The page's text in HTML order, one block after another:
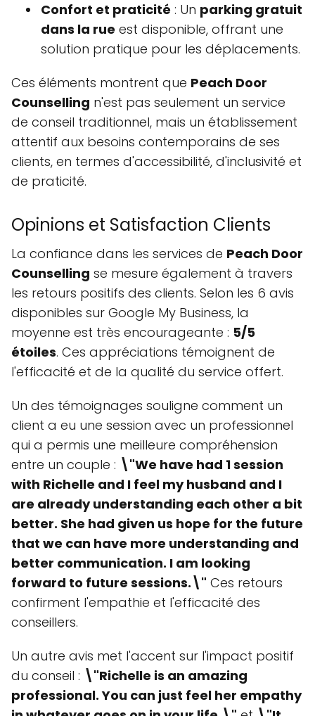
Confort et praticité : Un parking gratuit
dans la rue est disponible, offrant une
solution pratique pour les déplacements.
Ces éléments montrent que Peach Door
Counselling n'est pas seulement un service
de conseil traditionnel, mais un établissement
attentif aux besoins contemporains de ses
clients, en termes d'accessibilité, d'inclusivité et
de praticité.
Opinions et Satisfaction Clients
La confiance dans les services de Peach Door
Counselling se mesure également à travers
les retours positifs des clients. Selon les 6 avis
disponibles sur Google My Business, la
moyenne est très encourageante : 5/5
étoiles. Ces appréciations témoignent de
l'efficacité et de la qualité du service offert.
Un des témoignages souligne comment un
client a eu une session avec un professionnel
qui a permis une meilleure compréhension
entre un couple : \"We have had 1 session
with Richelle and I feel my husband and I
are already understanding each other a bit
better. She had given us hope for the future
that we can have more understanding and
better communication. I am looking
forward to future sessions.\" Ces retours
confirment l'empathie et l'efficacité des
conseillers.
Un autre avis met l'accent sur l'impact positif
du conseil : \"Richelle is an amazing
professional. You can just feel her empathy